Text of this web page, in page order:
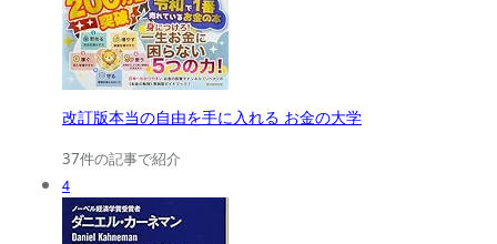
改訂版本当の自由を手に入れる お金の大学
37件の記事で紹介
4